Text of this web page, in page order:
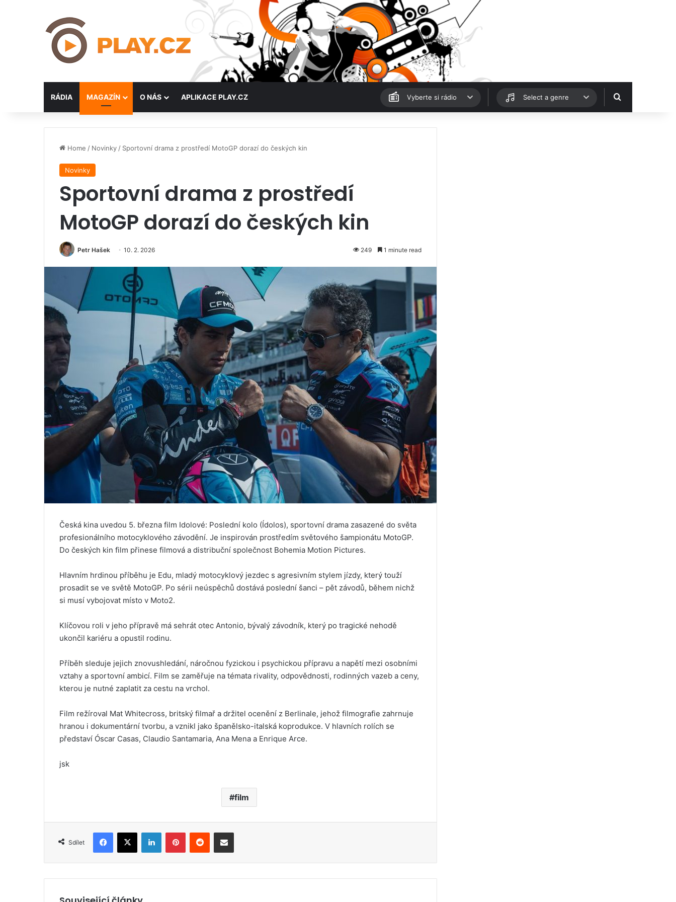
RÁDIA MAGAZÍN O NÁS APLIKACE PLAY.CZ Vyberte si rádio Select a genre Hledat
Home / Novinky / Sportovní drama z prostředí MotoGP dorazí do českých kin
Novinky
Sportovní drama z prostředí
MotoGP dorazí do českých kin
Petr Hašek 10. 2. 2026 249 1 minute read
Česká kina uvedou 5. března film Idolové: Poslední kolo (Ídolos), sportovní drama zasazené do světa
profesionálního motocyklového závodění. Je inspirován prostředím světového šampionátu MotoGP.
Do českých kin film přinese filmová a distribuční společnost Bohemia Motion Pictures.
Hlavním hrdinou příběhu je Edu, mladý motocyklový jezdec s agresivním stylem jízdy, který touží
prosadit se ve světě MotoGP. Po sérii neúspěchů dostává poslední šanci – pět závodů, během nichž
si musí vybojovat místo v Moto2.
Klíčovou roli v jeho přípravě má sehrát otec Antonio, bývalý závodník, který po tragické nehodě
ukončil kariéru a opustil rodinu.
Příběh sleduje jejich znovushledání, náročnou fyzickou i psychickou přípravu a napětí mezi osobními
vztahy a sportovní ambicí. Film se zaměřuje na témata rivality, odpovědnosti, rodinných vazeb a ceny,
kterou je nutné zaplatit za cestu na vrchol.
Film režíroval Mat Whitecross, britský filmař a držitel ocenění z Berlinale, jehož filmografie zahrnuje
hranou i dokumentární tvorbu, a vznikl jako španělsko-italská koprodukce. V hlavních rolích se
představí Óscar Casas, Claudio Santamaria, Ana Mena a Enrique Arce.
jsk
film
Sdílet